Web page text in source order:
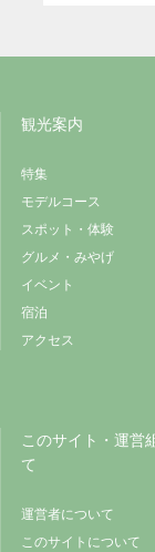
観光案内
特集
モデルコース
スポット・体験
グルメ・みやげ
イベント
宿泊
アクセス
このサイト・運営
て
運営者について
このサイトについて